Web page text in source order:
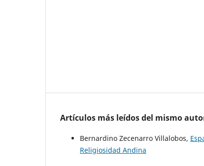
Artículos más leídos del mismo
Bernardino Zecenarro Villalobos,
Religiosidad Andina